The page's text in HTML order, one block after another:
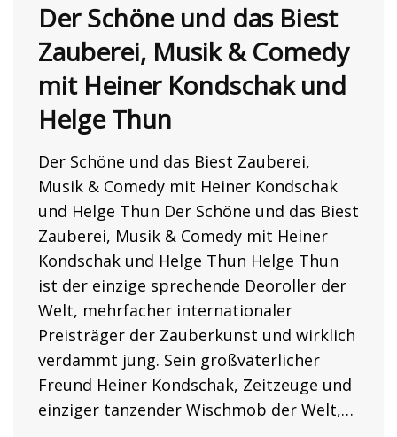
Der Schöne und das Biest
Zauberei, Musik & Comedy
mit Heiner Kondschak und
Helge Thun
Der Schöne und das Biest Zauberei,
Musik & Comedy mit Heiner Kondschak
und Helge Thun Der Schöne und das Biest
Zauberei, Musik & Comedy mit Heiner
Kondschak und Helge Thun Helge Thun
ist der einzige sprechende Deoroller der
Welt, mehrfacher internationaler
Preisträger der Zauberkunst und wirklich
verdammt jung. Sein großväterlicher
Freund Heiner Kondschak, Zeitzeuge und
einziger tanzender Wischmob der Welt,…